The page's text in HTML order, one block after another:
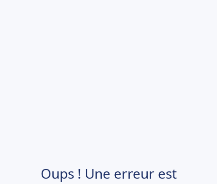
Oups ! Une erreur est